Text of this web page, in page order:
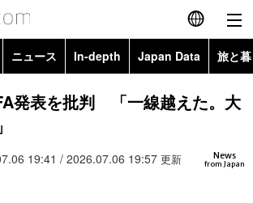
English
简体字
ニュース In-depth Japan Data 旅と
Topics
発表を批判 「一線越えた。大
News
from Japan
19:41 / 2026.07.06 19:57 更新